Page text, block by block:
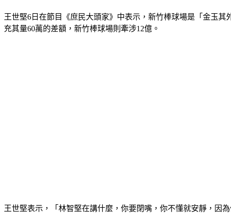
王世堅6日在節目《庶民大頭家》中表示，新竹棒球場是「金玉
充其量60萬的差額，新竹棒球場則牽涉12億。
王世堅表示，「林智堅在講什麼，你要閉嘴，你不懂就安靜，因